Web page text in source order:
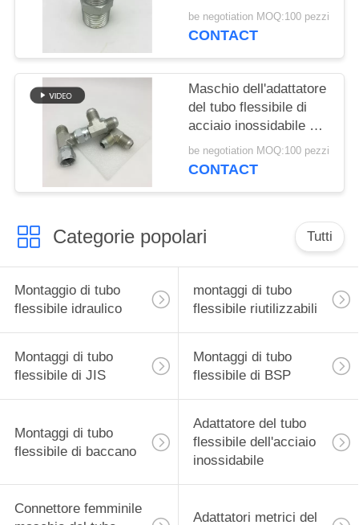
qualità maschio di 1N
NPT per la stampa di
be negotiation MOQ:100 pezzi
CONTACT
Maschio dell'adattatore
del tubo flessibile di
acciaio inossidabile di
Jic e montaggi idraulici
femminili del T
be negotiation MOQ:100 pezzi
CONTACT
Categorie popolari Tutti
Montaggio di tubo
flessibile idraulico
montaggi di tubo
flessibile riutilizzabili
Montaggi di tubo
flessibile di JIS
Montaggi di tubo
flessibile di BSP
Montaggi di tubo
flessibile di baccano
Adattatore del tubo
flessibile dell'acciaio
inossidabile
Connettore femminile
Adattatori metrici del